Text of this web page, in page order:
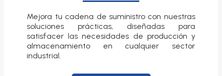
Mejora tu cadena de suministro con nuestras
soluciones prácticas, diseñadas para
satisfacer las necesidades de producción y
almacenamiento en cualquier sector
industrial.